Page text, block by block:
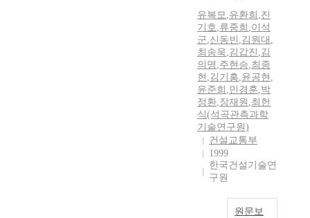
유복모,유환희 ,진
기호,류중희 ,이석
군,신동빈 ,김원대 ,
최송욱,김갑진 ,김
의명 ,주현승,최종
현 ,김기흥,윤공현 ,
윤준희 ,민경훈,박
정환,장재원 ,최헌
식(석곡관측과학
기술연구원)
건설교통부
1999
한국건설기술연
구원
원문보